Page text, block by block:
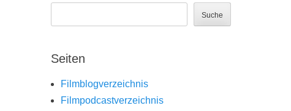
Suche
Seiten
Filmblogverzeichnis
Filmpodcastverzeichnis